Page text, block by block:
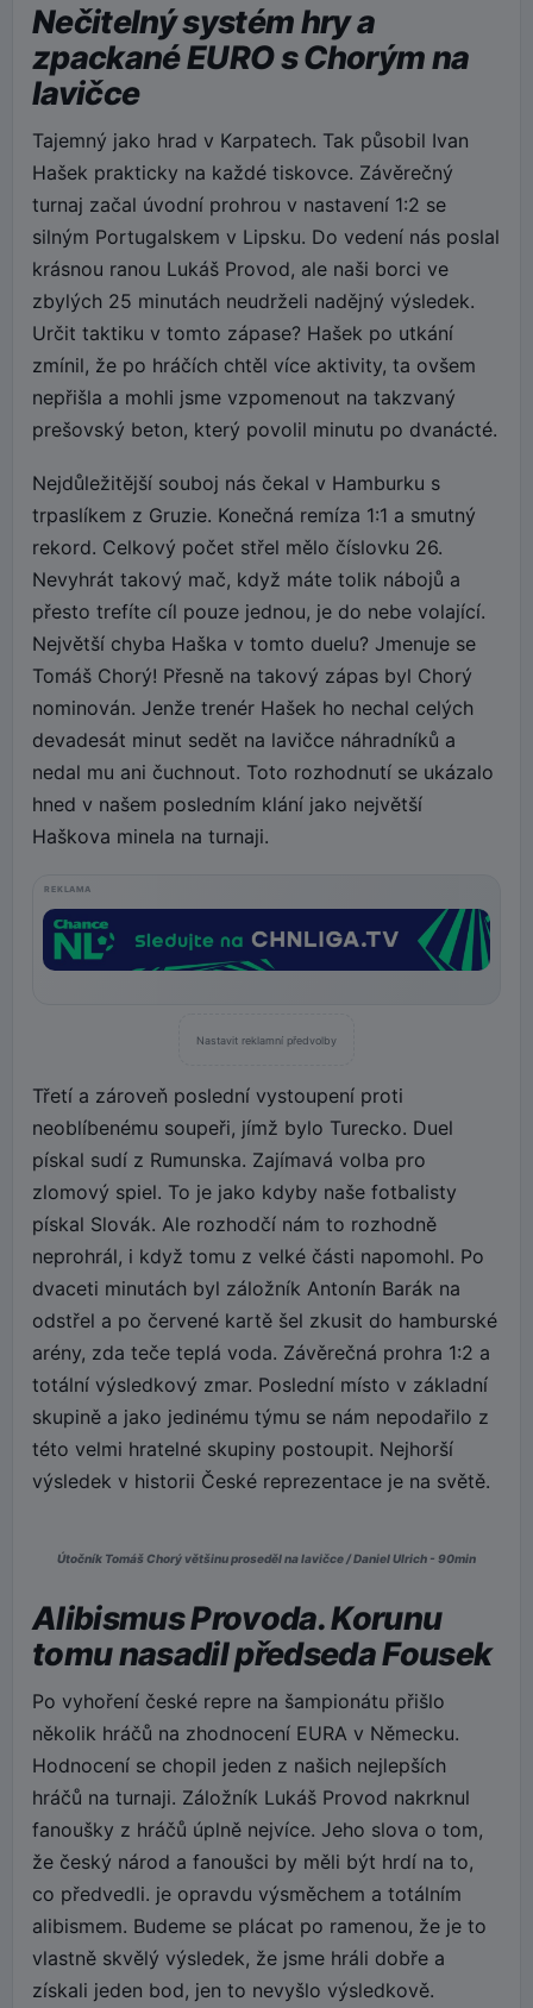
Nečitelný systém hry a
zpackané EURO s Chorým na
lavičce
Tajemný jako hrad v Karpatech. Tak působil Ivan
Hašek prakticky na každé tiskovce. Závěrečný
turnaj začal úvodní prohrou v nastavení 1:2 se
silným Portugalskem v Lipsku. Do vedení nás poslal
krásnou ranou Lukáš Provod, ale naši borci ve
zbylých 25 minutách neudrželi nadějný výsledek.
Určit taktiku v tomto zápase? Hašek po utkání
zmínil, že po hráčích chtěl více aktivity, ta ovšem
nepřišla a mohli jsme vzpomenout na takzvaný
prešovský beton, který povolil minutu po dvanácté.
Nejdůležitější souboj nás čekal v Hamburku s
trpaslíkem z Gruzie. Konečná remíza 1:1 a smutný
rekord. Celkový počet střel mělo číslovku 26.
Nevyhrát takový mač, když máte tolik nábojů a
přesto trefíte cíl pouze jednou, je do nebe volající.
Největší chyba Haška v tomto duelu? Jmenuje se
Tomáš Chorý! Přesně na takový zápas byl Chorý
nominován. Jenže trenér Hašek ho nechal celých
devadesát minut sedět na lavičce náhradníků a
nedal mu ani čuchnout. Toto rozhodnutí se ukázalo
hned v našem posledním klání jako největší
Haškova minela na turnaji.
REKLAMA
Nastavit reklamní předvolby
Třetí a zároveň poslední vystoupení proti
neoblíbenému soupeři, jímž bylo Turecko. Duel
pískal sudí z Rumunska. Zajímavá volba pro
zlomový spiel. To je jako kdyby naše fotbalisty
pískal Slovák. Ale rozhodčí nám to rozhodně
neprohrál, i když tomu z velké části napomohl. Po
dvaceti minutách byl záložník Antonín Barák na
odstřel a po červené kartě šel zkusit do hamburské
arény, zda teče teplá voda. Závěrečná prohra 1:2 a
totální výsledkový zmar. Poslední místo v základní
skupině a jako jedinému týmu se nám nepodařilo z
této velmi hratelné skupiny postoupit. Nejhorší
výsledek v historii České reprezentace je na světě.
Útočník Tomáš Chorý většinu proseděl na lavičce / Daniel Ulrich - 90min
Alibismus Provoda. Korunu
tomu nasadil předseda Fousek
Po vyhoření české repre na šampionátu přišlo
několik hráčů na zhodnocení EURA v Německu.
Hodnocení se chopil jeden z našich nejlepších
hráčů na turnaji. Záložník Lukáš Provod nakrknul
fanoušky z hráčů úplně nejvíce. Jeho slova o tom,
že český národ a fanoušci by měli být hrdí na to,
co předvedli. je opravdu výsměchem a totálním
alibismem. Budeme se plácat po ramenou, že je to
vlastně skvělý výsledek, že jsme hráli dobře a
získali jeden bod, jen to nevyšlo výsledkově.